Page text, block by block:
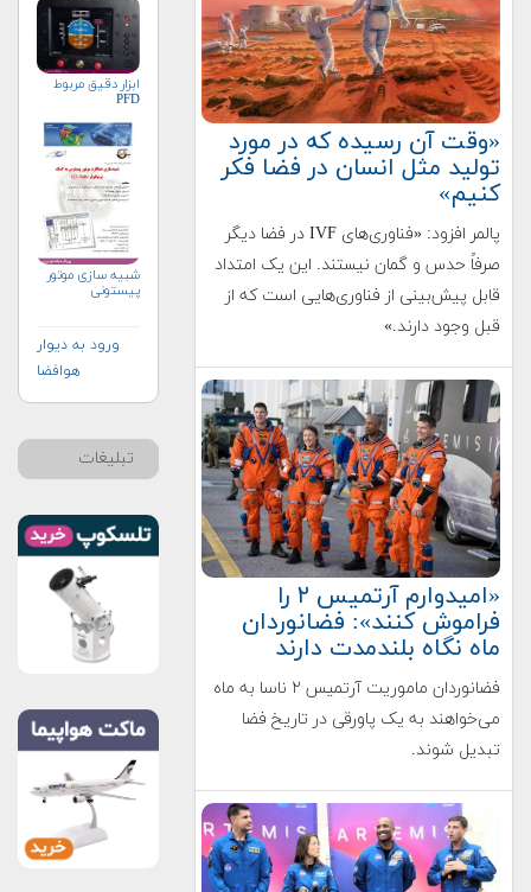
«وقت آن رسیده که در مورد
تولید مثل انسان در فضا فکر
کنیم»
پالمر افزود: «فناوری‌های IVF در فضا دیگر
صرفاً حدس و گمان نیستند. این یک امتداد
قابل پیش‌بینی از فناوری‌هایی است که از
قبل وجود دارند.»
«امیدوارم آرتمیس ۲ را
فراموش کنند»: فضانوردان
ماه نگاه بلندمدت دارند
فضانوردان ماموریت آرتمیس ۲ ناسا به ماه
می‌خواهند به یک پاورقی در تاریخ فضا
تبدیل شوند.
ابزار دقیق مربوط
PFD
شبیه سازی موتور
پیستونی
ورود به دیوار
هوافضا
تبلیغات